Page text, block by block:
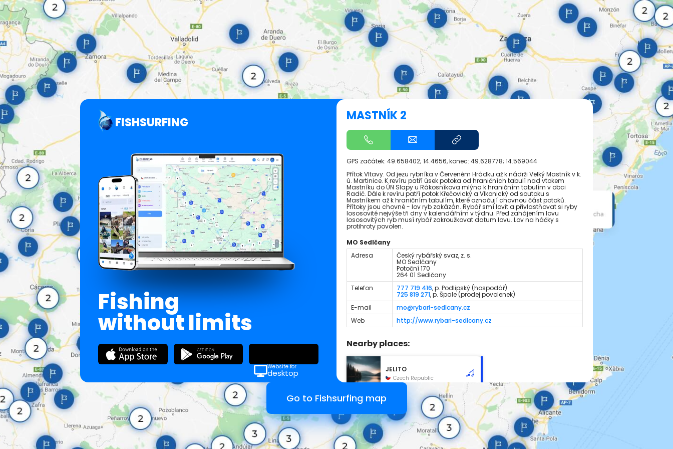
FISHSURFING
Fishing
without limits
Website for
desktop
MASTNÍK 2
GPS začátek: 49.658402; 14.4656, konec: 49.628778; 14.569044
Přítok Vltavy. Od jezu rybníka v Červeném Hrádku až k nádrži Velký Mastník v k.
ú. Martinice. K revíru patří úsek potoka od hraničních tabulí nad vtokem
Mastníku do ÚN Slapy u Rákosníkova mlýna k hraničním tabulím v obci
Radič. Dále k revíru patří potok Křečovický a Vlkonický od soutoku s
Mastníkem až k hraničním tabulím, které označují chovnou část potoků.
Přítoky jsou chovné - lov ryb zakázán. Rybář smí lovit a přivlastňovat si ryby
lososovité nejvýše tři dny v kalendářním v týdnu. Před zahájením lovu
lososovitých ryb musí rybář zakroužkovat datum lovu. Lov na háčky s
protihroty povolen.
MO Sedlčany
Adresa
Český rybářský svaz, z. s.
MO Sedlčany
Potoční 170
264 01 Sedlčany
Telefon
777 719 416, p. Podlipský (hospodář)
725 819 271, p. Špale (prodej povolenek)
E-mail
mo@rybari-sedlcany.cz
Web
http://www.rybari-sedlcany.cz
Nearby places:
JELITO
Czech Republic
Sedlecký potok
Czech Republic
Retenční nádrž –
Go to Fishsurfing map